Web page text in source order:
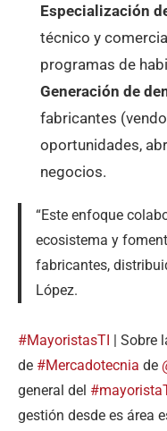
Especialización
técnico y
programas de
Generación de
fabricantes
oportunidades,
negocios.
“Este enfoque
ecosistema y
fabricantes,
López.
#MayoristasTI | Sobre
de #Mercadotecnia de
general del
gestión desde es área